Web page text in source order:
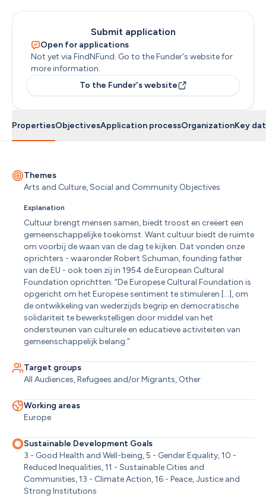
Submit application
Open for applications
Not yet via FindNFund. Go to the Funder's website for
more information.
To the Funder's website
PropertiesObjectivesApplication processOrganizationKey
Themes
Arts and Culture, Social and Community Objectives
Explanation
Cultuur brengt mensen samen, biedt troost en creëert een
gemeenschappelijke toekomst. Want cultuur biedt de ruimte
om voorbij de waan van de dag te kijken. Dat vonden onze
oprichters - waaronder Robert Schuman, founding father
van de EU - ook toen zij in 1954 de European Cultural
Foundation oprichtten: “De Europese Cultural Foundation is
opgericht om het Europese sentiment te stimuleren […], om
de ontwikkeling van wederzijds begrip en democratische
solidariteit te bewerkstelligen door middel van het
ondersteunen van culturele en educatieve activiteiten van
gemeenschappelijk belang.”
Target groups
All Audiences, Refugees and/or Migrants, Other
Working areas
Europe
Sustainable Development Goals
3 - Good Health and Well-being, 5 - Gender Equality, 10 -
Reduced Inequalities, 11 - Sustainable Cities and
Communities, 13 - Climate Action, 16 - Peace, Justice and
Strong Institutions